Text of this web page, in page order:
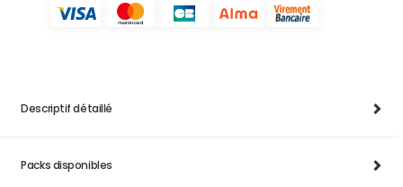
Descriptif détaillé
Packs disponibles